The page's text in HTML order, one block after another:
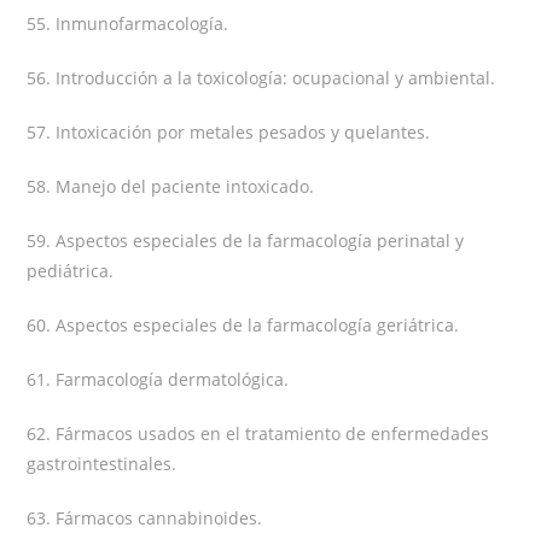
55. Inmunofarmacología.
56. Introducción a la toxicología: ocupacional y ambiental.
57. Intoxicación por metales pesados y quelantes.
58. Manejo del paciente intoxicado.
59. Aspectos especiales de la farmacología perinatal y
pediátrica.
60. Aspectos especiales de la farmacología geriátrica.
61. Farmacología dermatológica.
62. Fármacos usados en el tratamiento de enfermedades
gastrointestinales.
63. Fármacos cannabinoides.